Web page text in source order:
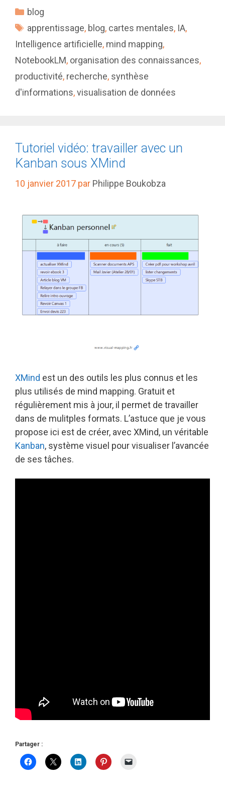
Catégories
blog
Étiquettes
apprentissage, blog, cartes mentales, IA,
Intelligence artificielle, mind mapping,
NotebookLM, organisation des connaissances,
productivité, recherche, synthèse
d'informations,visualisation de données
Tutoriel vidéo: travailler avec un
Kanban sous XMind
10 janvier 2017 par Philippe Boukobza
XMind est un des outils les plus connus et les
plus utilisés de mind mapping. Gratuit et
régulièrement mis à jour, il permet de travailler
dans de mulitples formats. L’astuce que je vous
propose ici est de créer, avec XMind, un véritable
Kanban, système visuel pour visualiser l’avancée
de ses tâches.
Partager :